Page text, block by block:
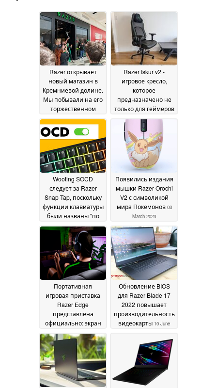
Razer открывает
новый магазин в
Кремниевой долине.
Мы побывали на его
торжественном
открытии28 August 2024
Razer Iskur v2 -
игровое кресло,
которое
предназначено не
только для геймеров
29 July 2024
Wooting SOCD
следует за Razer
Snap Tap, поскольку
функции клавиатуры
были названы "по
сути жульничеством"
26 July 2024
Появились издания
мышки Razer Orochi
V2 с символикой
мира Покемонов 03
March 2023
Портативная
игровая приставка
Razer Edge
представлена
официально: экран
AMOLED 144 Гц и
чипсет Qualcomm
Snapdragon G3x с
поддержкой 5G17
October 2022
Обновление BIOS
для Razer Blade 17
2022 повышает
производительность
видеокарты 10 June